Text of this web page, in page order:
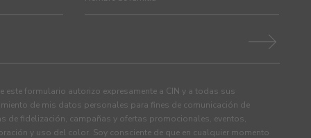
este formulario autorizo expresamente a CIN y a todas sus
de mis datos personales para fines de comunicación de
de fidelización, campañas y ofertas promocionales, eventos,
y uso del color. Soy consciente de que en cualquier momento